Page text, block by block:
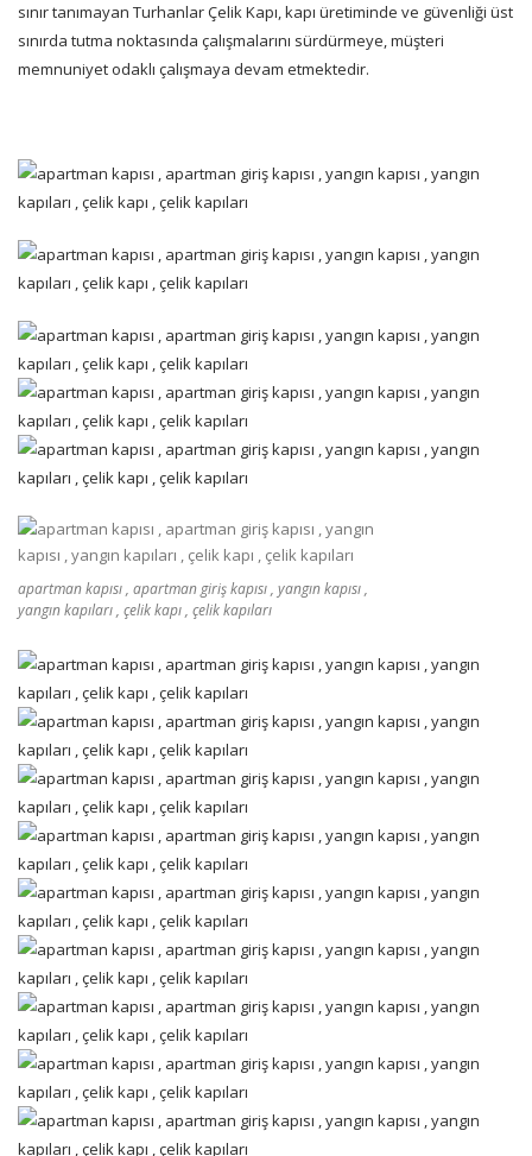
sınır tanımayan Turhanlar Çelik Kapı, kapı üretiminde ve güvenliği üst
sınırda tutma noktasında çalışmalarını sürdürmeye, müşteri
memnuniyet odaklı çalışmaya devam etmektedir.
apartman kapısı , apartman giriş kapısı , yangın kapısı ,
yangın kapıları , çelik kapı , çelik kapıları